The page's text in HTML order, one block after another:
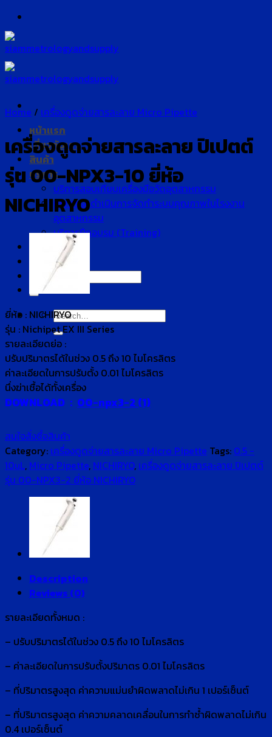
Skip
to
content
หน้าแรก
เกี่ยวกับเรา
สินค้า
บริการ
บริการสอบเทียบเครื่องมือวัดอุตสาหกรรม
บริการรับดำเนินการจัดทำระบบคุณภาพในโรงงาน
อุตสาหกรรม
บริการฝึกอบรม (Training)
บทความ
ติดต่อเรา
Search
for:
Search
for:
Home / เครื่องดูดจ่ายสารละลาย Micro Pipette
เครื่องดูดจ่ายสารละลาย ปิเปตต์
รุ่น 00-NPX3-10 ยี่ห้อ
NICHIRYO
ยี่ห้อ : NICHIRYO
รุ่น : Nichipet EX III Series
รายละเอียดย่อ :
ปรับปริมาตรได้ในช่วง 0.5 ถึง 10 ไมโครลิตร
ค่าละเอียดในการปรับตั้ง 0.01 ไมโครลิตร
นึ่งฆ่าเชื้อได้ทั้งเครื่อง
DOWNLOAD : 00-npx3-2 (1)
สนใจสั่งซื้อสินค้า
Category: เครื่องดูดจ่ายสารละลาย Micro Pipette Tags: 0.5 -
10uL, Micro Pipette, NICHIRYO, เครื่องดูดจ่ายสารละลาย ปิเปตต์
รุ่น 00-NPX3-2 ยี่ห้อ NICHIRYO
Description
Reviews (0)
รายละเอียดทั้งหมด :
– ปรับปริมาตรได้ในช่วง 0.5 ถึง 10 ไมโครลิตร
– ค่าละเอียดในการปรับตั้งปริมาตร 0.01 ไมโครลิตร
– ที่ปริมาตรสูงสุด ค่าความแม่นยำผิดพลาดไม่เกิน 1 เปอร์เซ็นต์
– ที่ปริมาตรสูงสุด ค่าความคลาดเคลื่อนในการทำซ้ำผิดพลาดไม่เกิน
0.4 เปอร์เซ็นต์